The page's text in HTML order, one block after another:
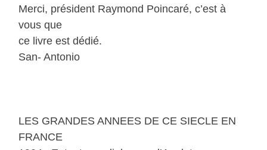
Merci, président Raymond Poincaré, c’est à
vous que
ce livre est dédié.
San- Antonio
LES GRANDES ANNEES DE CE SIECLE EN
FRANCE